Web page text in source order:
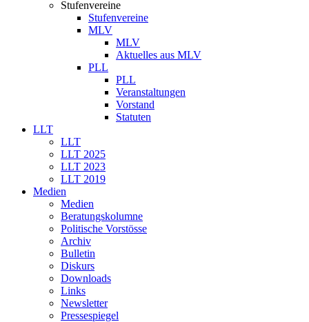
Stufenvereine
Stufenvereine
MLV
MLV
Aktuelles aus MLV
PLL
PLL
Veranstaltungen
Vorstand
Statuten
LLT
LLT
LLT 2025
LLT 2023
LLT 2019
Medien
Medien
Beratungskolumne
Politische Vorstösse
Archiv
Bulletin
Diskurs
Downloads
Links
Newsletter
Pressespiegel